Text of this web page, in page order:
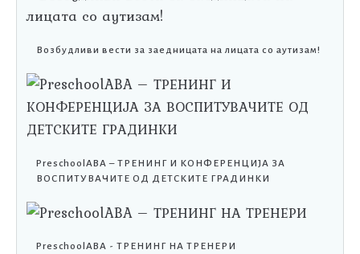
Возбудливи вести за заедницата на лицата со аутизам!
PreschoolABA – ТРЕНИНГ И КОНФЕРЕНЦИЈА ЗА
ВОСПИТУВАЧИТЕ ОД ДЕТСКИТЕ ГРАДИНКИ
PreschoolABA - ТРЕНИНГ НА ТРЕНЕРИ